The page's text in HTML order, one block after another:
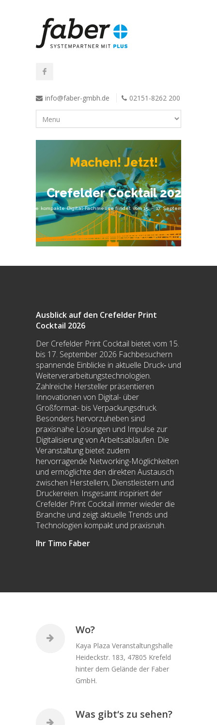
info@faber-gmbh.de 02151-8262 200
Machen! Jetzt!
Crefelder Cocktail 202
Die kompakte Digital-Fachmesse findet vom 15. – 17. September 2026 statt
Ausblick auf den Crefelder Print
Cocktail 2026
Der Crefelder Print Cocktail bietet vom 15.
bis 17. September 2026 Fachbesuchern
spannende Einblicke in aktuelle Druck‑ und
Weiterverarbeitungstechnologien.
Zahlreiche Hersteller präsentieren
Innovationen von Digital- über
Großformat- bis Verpackungsdruck.
Besonders hervorzuheben sind
praxisnahe Lösungen und Impulse zur
Digitalisierung von Arbeitsabläufen. Die
Veranstaltung bietet zudem
hervorragende Networking-Möglichkeiten
und ermöglichte den direkten Austausch
zwischen Herstellern, Dienstleistern und
Druckereien. Insgesamt inspiriert der
Crefelder Print Cocktail immer wieder die
Branche und zeigt aktuelle Trends und
Technologien kompakt und praxisnah.
Ihr Timo Faber
Wo?
Kaya Plaza Veranstaltungshalle
Heideckstr. 183, 47805 Krefeld
hinter dem Gelände der Faber
GmbH.
Was gibt‘s zu sehen?